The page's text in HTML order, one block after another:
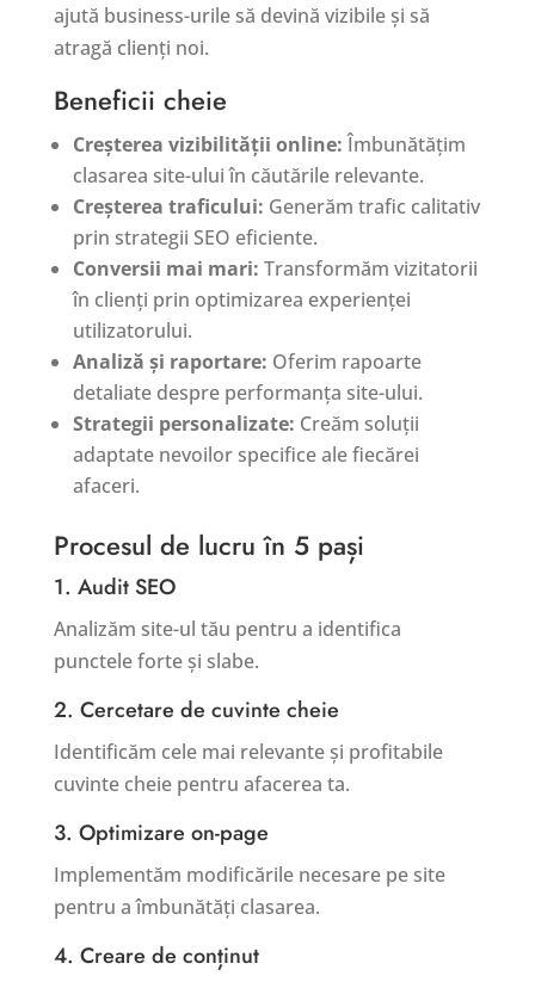
ajută business-urile să devină vizibile și să
atragă clienți noi.
Beneficii cheie
Creșterea vizibilității online:Îmbunătățim
clasarea site-ului în căutările relevante.
Creșterea traficului: Generăm trafic calitativ
prin strategii SEO eficiente.
Conversii mai mari: Transformăm vizitatorii
în clienți prin optimizarea experienței
utilizatorului.
Analiză și raportare: Oferim rapoarte
detaliate despre performanța site-ului.
Strategii personalizate: Creăm soluții
adaptate nevoilor specifice ale fiecărei
afaceri.
Procesul de lucru în 5 pași
1. Audit SEO
Analizăm site-ul tău pentru a identifica
punctele forte și slabe.
2. Cercetare de cuvinte cheie
Identificăm cele mai relevante și profitabile
cuvinte cheie pentru afacerea ta.
3. Optimizare on-page
Implementăm modificările necesare pe site
pentru a îmbunătăți clasarea.
4. Creare de conținut